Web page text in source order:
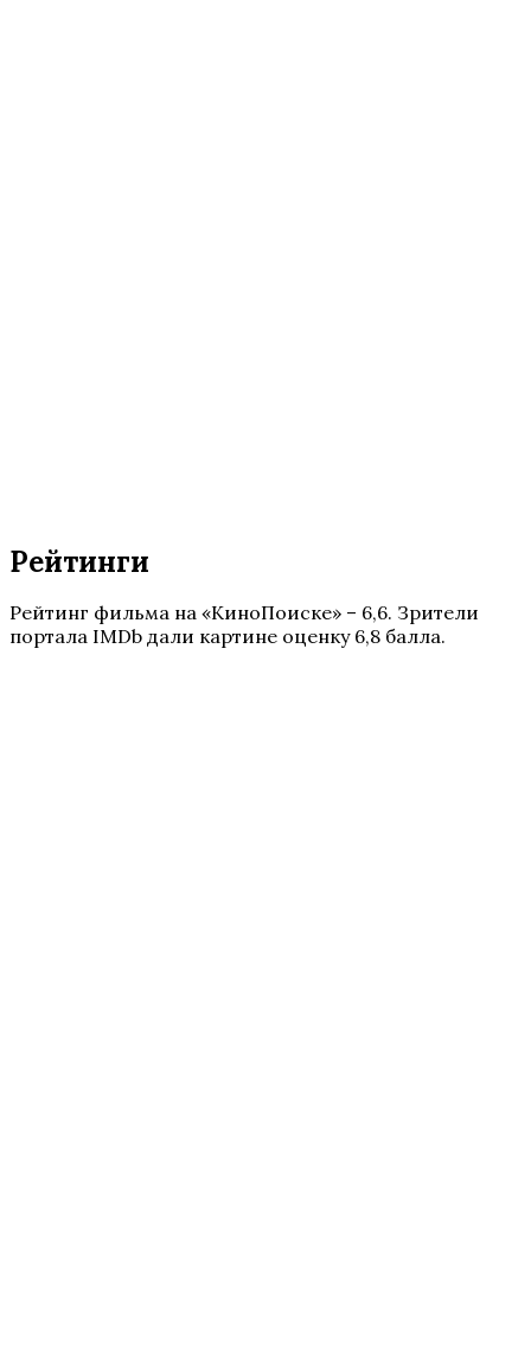
Рейтинги
Рейтинг фильма на «КиноПоиске» – 6,6. Зрители
портала IMDb дали картине оценку 6,8 балла.